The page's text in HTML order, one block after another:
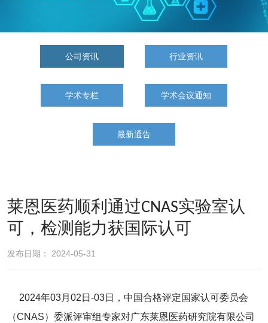
公司资讯 行业资讯
学术专栏 学术会议通知
最新通告
莱恩医药顺利通过CNAS实验室认
可，检测能力获国际认可
发布日期： 2024-05-31
2024年03月02日-03日，中国合格评定国家认可委员会
（CNAS）委派评审组专家对广东莱恩医药研究院有限公司